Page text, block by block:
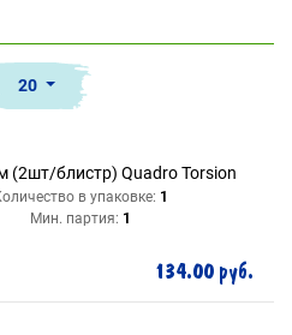
20
(2шт/блистр) Quadro Torsion
в упаковке: 1
Мин. партия: 1
134.00 руб.